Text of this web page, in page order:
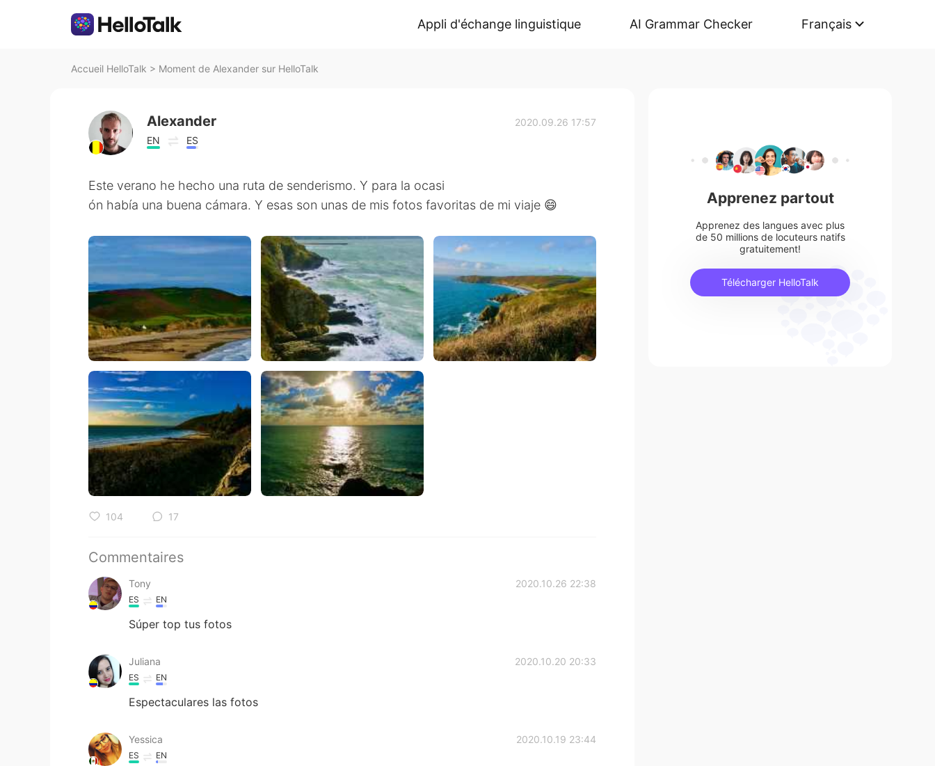
Appli d'échange linguistique AI Grammar Checker Français
Accueil HelloTalk > Moment de Alexander sur HelloTalk
Alexander
EN ES
2020.09.26 17:57
Este verano he hecho una ruta de senderismo. Y para la ocasi
ón había una buena cámara. Y esas son unas de mis fotos favoritas de mi viaje 😄
104 17
Commentaires
Tony 2020.10.26 22:38
ES EN
Súper top tus fotos
Juliana 2020.10.20 20:33
ES EN
Espectaculares las fotos
Yessica 2020.10.19 23:44
ES EN
Apprenez partout
Apprenez des langues avec plus
de 50 millions de locuteurs natifs
gratuitement!
Télécharger HelloTalk